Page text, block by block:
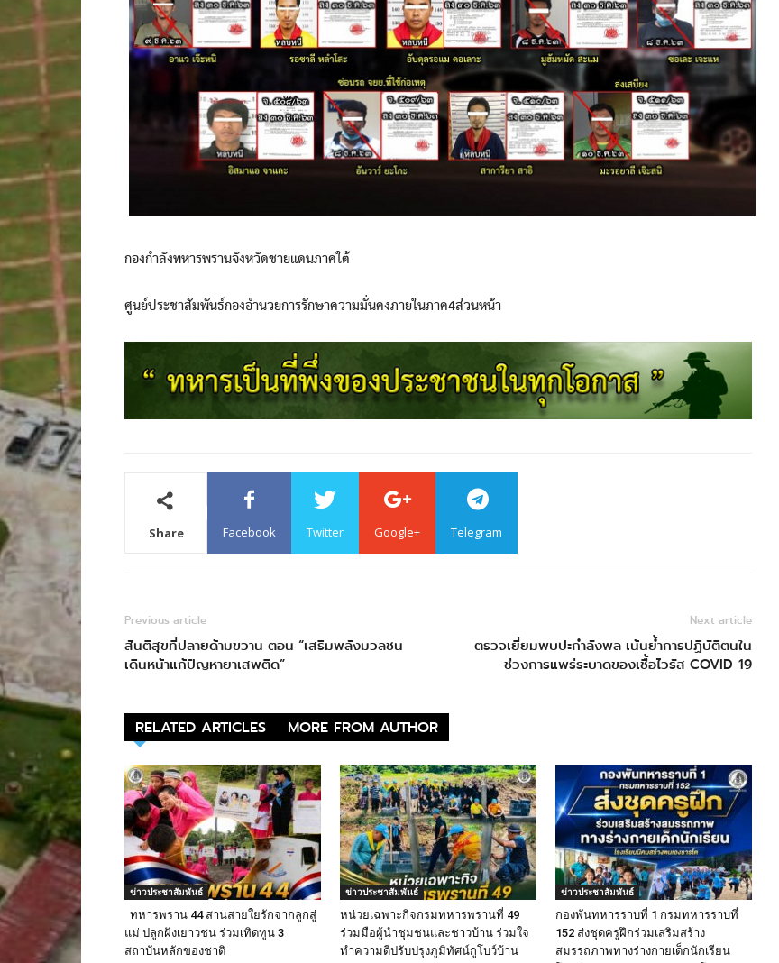
กองกำลังทหารพรานจังหวัดชายแดนภาคใต้
ศูนย์ประชาสัมพันธ์กองอำนวยการรักษาความมั่นคงภายในภาค4ส่วนหน้า
Share Facebook Twitter Google+ Telegram
Previous article
สันติสุขที่ปลายด้ามขวาน ตอน “เสริมพลังมวลชน
เดินหน้าแก้ปัญหายาเสพติด”
Next article
ตรวจเยี่ยมพบปะกำลังพล เน้นย้ำการปฏิบัติตนใน
ช่วงการแพร่ระบาดของเชื้อไวรัส COVID-19
RELATED ARTICLES MORE FROM AUTHOR
ข่าวประชาสัมพันธ์
ทหารพราน 44 สานสายใยรักจากลูกสู่
แม่ ปลูกฝังเยาวชน ร่วมเทิดทูน 3
สถาบันหลักของชาติ
ข่าวประชาสัมพันธ์
หน่วยเฉพาะกิจกรมทหารพรานที่ 49
ร่วมมือผู้นำชุมชนและชาวบ้าน ร่วมใจ
ทำความดีปรับปรุงภูมิทัศน์กูโบว์บ้าน
ข่าวประชาสัมพันธ์
กองพันทหารราบที่ 1 กรมทหารราบที่
152 ส่งชุดครูฝึกร่วมเสริมสร้าง
สมรรถภาพทางร่างกายเด็กนักเรียน